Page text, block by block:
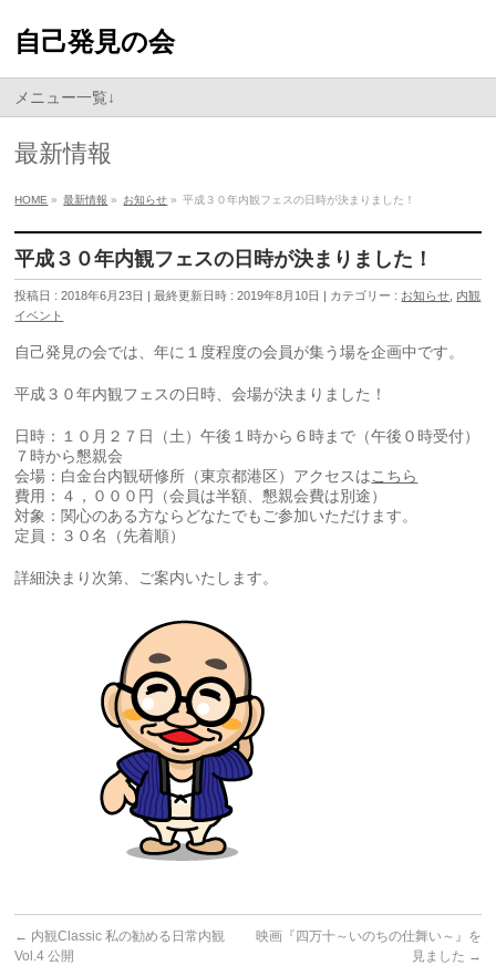
自己発見の会
メニュー一覧↓
最新情報
HOME » 最新情報 » お知らせ » 平成３０年内観フェスの日時が決まりました！
平成３０年内観フェスの日時が決まりました！
投稿日 : 2018年6月23日 最終更新日時 : 2019年8月10日 カテゴリー : お知らせ 内観
イベント
自己発見の会では、年に１度程度の会員が集う場を企画中です。
平成３０年内観フェスの日時、会場が決まりました！
日時：１０月２７日（土）午後１時から６時まで（午後０時受付）
７時から懇親会
会場：白金台内観研修所（東京都港区）アクセスはこちら
費用：４，０００円（会員は半額、懇親会費は別途）
対象：関心のある方ならどなたでもご参加いただけます。
定員：３０名（先着順）
詳細決まり次第、ご案内いたします。
← 内観Classic 私の勧める日常内観
Vol.4 公開
映画『四万十～いのちの仕舞い～』を
見ました →